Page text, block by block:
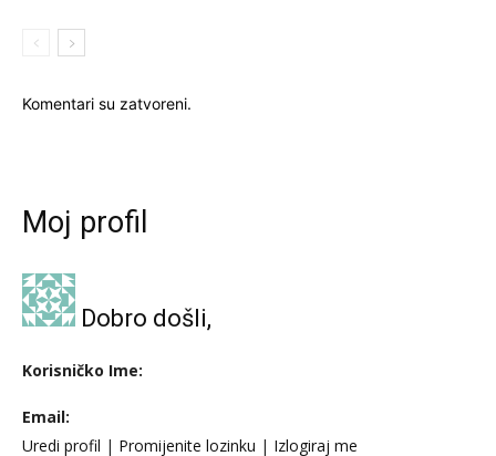
Komentari su zatvoreni.
Moj profil
Dobro došli,
Korisničko Ime:
Email:
Uredi profil | Promijenite lozinku | Izlogiraj me